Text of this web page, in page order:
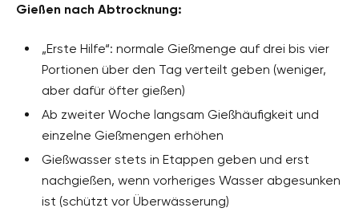
Gießen nach Abtrocknung:
„Erste Hilfe“: normale Gießmenge auf drei bis vier
Portionen über den Tag verteilt geben (weniger,
aber dafür öfter gießen)
Ab zweiter Woche langsam Gießhäufigkeit und
einzelne Gießmengen erhöhen
Gießwasser stets in Etappen geben und erst
nachgießen, wenn vorheriges Wasser abgesunken
ist (schützt vor Überwässerung)